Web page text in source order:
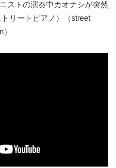
ストの演奏中カオナシが突然
リートピアノ）（street